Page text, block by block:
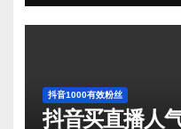
抖音1000有效粉丝
抖音买直播人